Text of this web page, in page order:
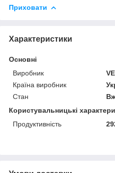
Приховати
Характеристики
Основні
Виробник
Країна виробник
Стан
Користувальницькі
Продуктивність